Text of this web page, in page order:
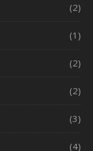
(2)
(1)
(2)
(2)
(3)
(4)